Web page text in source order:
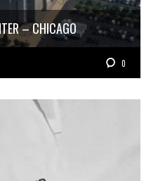
– CHICAGO
0